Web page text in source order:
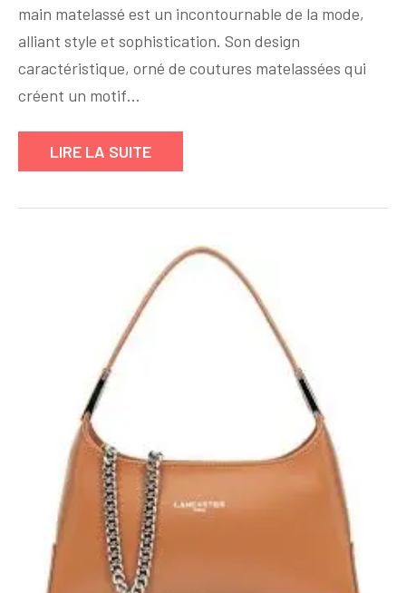
du
Sac
main matelassé est un incontournable de la mode,
alliant style et sophistication. Son design
caractéristique, orné de coutures matelassées qui
créent un motif…
LIRE LA SUITE